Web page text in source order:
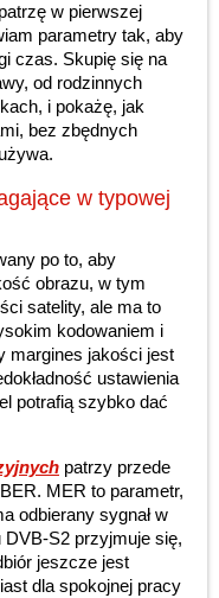
w pierwszej
parametry tak, aby
czas. Skupię się na
od rodzinnych
i pokażę, jak
bez zbędnych
w typowej
po to, aby
obrazu, w tym
satelity, ale ma to
kodowaniem i
margines jakości jest
ustawienia
potrafią szybko dać
patrzy przede
MER to parametr,
odbierany sygnał w
DVB-S2 przyjmuje się,
jeszcze jest
dla spokojnej pracy